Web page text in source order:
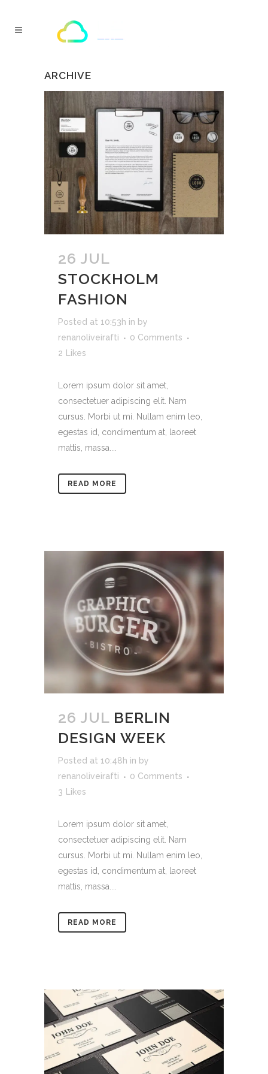
ARCHIVE
26 JUL
STOCKHOLM
FASHION
Posted at 10:53h in by
renanoliveirafti
0 Comments
2
Likes
Lorem ipsum dolor sit amet,
consectetuer adipiscing elit. Nam
cursus. Morbi ut mi. Nullam enim leo,
egestas id, condimentum at, laoreet
mattis, massa....
READ MORE
26 JUL BERLIN
DESIGN WEEK
Posted at 10:48h in by
renanoliveirafti
0 Comments
3 Likes
Lorem ipsum dolor sit amet,
consectetuer adipiscing elit. Nam
cursus. Morbi ut mi. Nullam enim leo,
egestas id, condimentum at, laoreet
mattis, massa....
READ MORE